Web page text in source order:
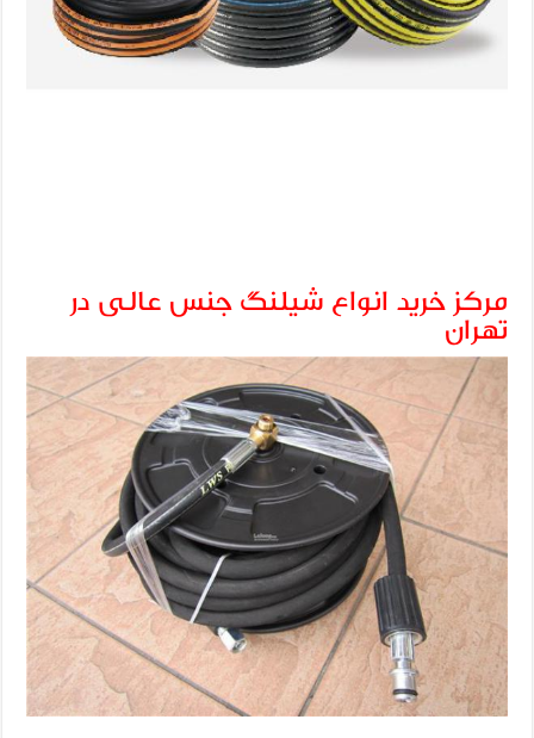
مرکز خرید انواع شیلنگ جنس عالی در
تهران